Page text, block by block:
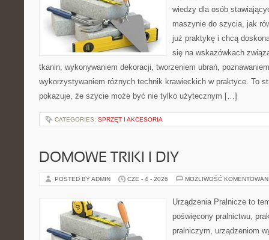
wiedzy dla osób
maszynie do szycia, jak
już praktykę i chcą
się na wskazówkach
tkanin, wykonywaniem dekoracji, tworzeniem ubrań,
wykorzystywaniem różnych technik krawieckich w praktyce. To
pokazuje, że szycie może być nie tylko użytecznym […]
CATEGORIES: SPRZĘT I AKCESORIA
DOMOWE TRIKI I DIY
POSTED BY ADMIN CZE - 4 - 2026 MOŻLIWOŚĆ
Urządzenia Pralnicze to
poświęcony pralnictwu,
pralniczym, urządzeniom